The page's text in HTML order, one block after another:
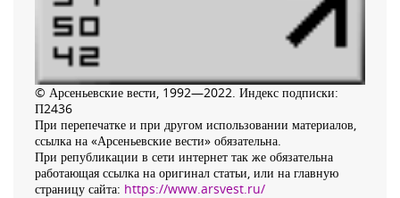
© Арсеньевские вести, 1992—2022. Индекс подписки:
П2436
При перепечатке и при другом использовании материалов,
ссылка на «Арсеньевские вести» обязательна.
При републикации в сети интернет так же обязательна
работающая ссылка на оригинал статьи, или на главную
страницу сайта: https://www.arsvest.ru/